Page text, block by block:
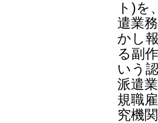
ト)を
遣業
かし
る副
いう
派遣
規職
究機